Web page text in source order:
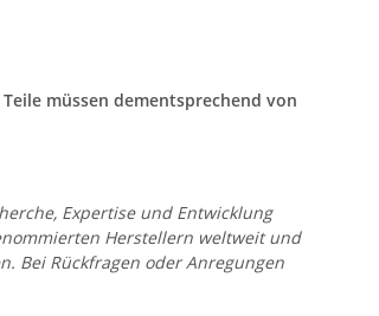
müssen dementsprechend von
Expertise und Entwicklung
Herstellern weltweit und
Bei Rückfragen oder Anregungen